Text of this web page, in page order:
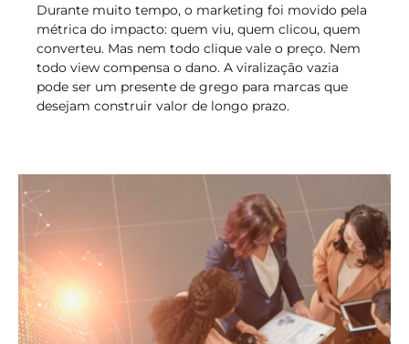
Durante muito tempo, o marketing foi movido pela
métrica do impacto: quem viu, quem clicou, quem
converteu. Mas nem todo clique vale o preço. Nem
todo view compensa o dano. A viralização vazia
pode ser um presente de grego para marcas que
desejam construir valor de longo prazo.